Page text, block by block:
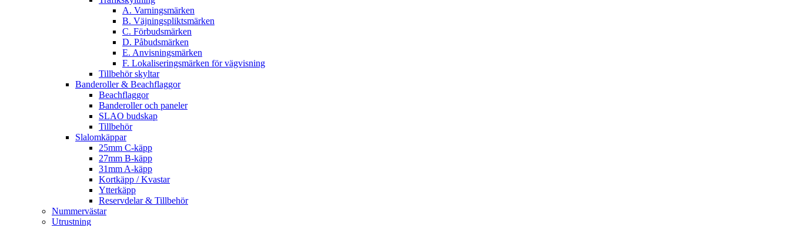
A. Varningsmärken
B. Väjningspliktsmärken
C. Förbudsmärken
D. Påbudsmärken
E. Anvisningsmärken
F. Lokaliseringsmärken för vägvisning
Tillbehör skyltar
Banderoller & Beachflaggor
Beachflaggor
Banderoller och paneler
SLAO budskap
Tillbehör
Slalomkäppar
25mm C-käpp
27mm B-käpp
31mm A-käpp
Kortkäpp / Kvastar
Ytterkäpp
Reservdelar & Tillbehör
Nummervästar
Utrustning